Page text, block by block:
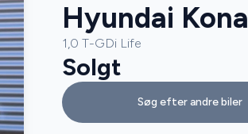
Hyundai Kona
1,0 T-GDi Life
Solgt
Søg efter andre biler